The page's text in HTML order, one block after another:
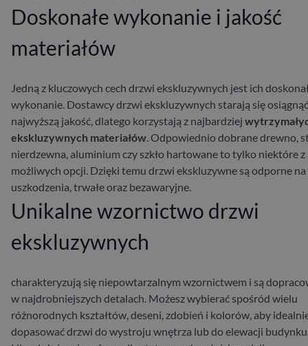
Doskonałe wykonanie i jakość
materiałów
Jedną z kluczowych cech drzwi ekskluzywnych jest ich
wykonanie. Dostawcy drzwi ekskluzywnych starają się osiągnąć
najwyższą jakość, dlatego korzystają z najbardziej
ekskluzywnych materiałów. Odpowiednio dobrane drewno,
nierdzewna, aluminium czy szkło hartowane to tylko niektóre z
możliwych opcji. Dzięki temu drzwi ekskluzywne są odporne na
uszkodzenia, trwałe oraz bezawaryjne.
Unikalne wzornictwo drzwi
ekskluzywnych
charakteryzują się niepowtarzalnym wzornictwem i są
w najdrobniejszych detalach. Możesz wybierać spośród wielu
różnorodnych kształtów, deseni, zdobień i kolorów, aby
dopasować drzwi do wystroju wnętrza lub do elewacji